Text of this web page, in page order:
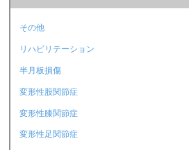
その他
リハビリテーション
半月板損傷
変形性股関節症
変形性膝関節症
変形性足関節症